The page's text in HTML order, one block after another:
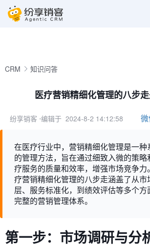
CRM 知识问答
医疗营销精细化管理的八步走
纷享销客 ⋅编辑于 2024-8-2 14:12:58
在医疗行业中，营销精细化管理是一
的管理方法，旨在通过细致入微的策略
疗服务的质量和效率，增强市场竞争力
疗营销精细化管理的八步走涵盖了从市
层、服务标准化，到绩效评估等多个
完整的营销管理体系。
第一步：市场调研与分